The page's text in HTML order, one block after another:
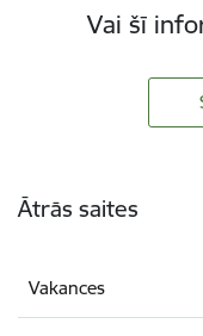
Vai šī
Ātrās saites
Vakances